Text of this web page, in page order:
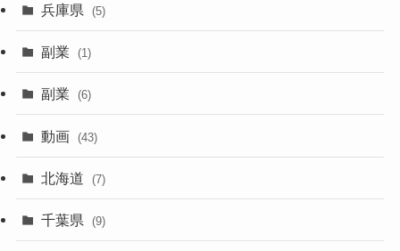
兵庫県 (5)
副業 (1)
副業 (6)
動画 (43)
北海道 (7)
千葉県 (9)